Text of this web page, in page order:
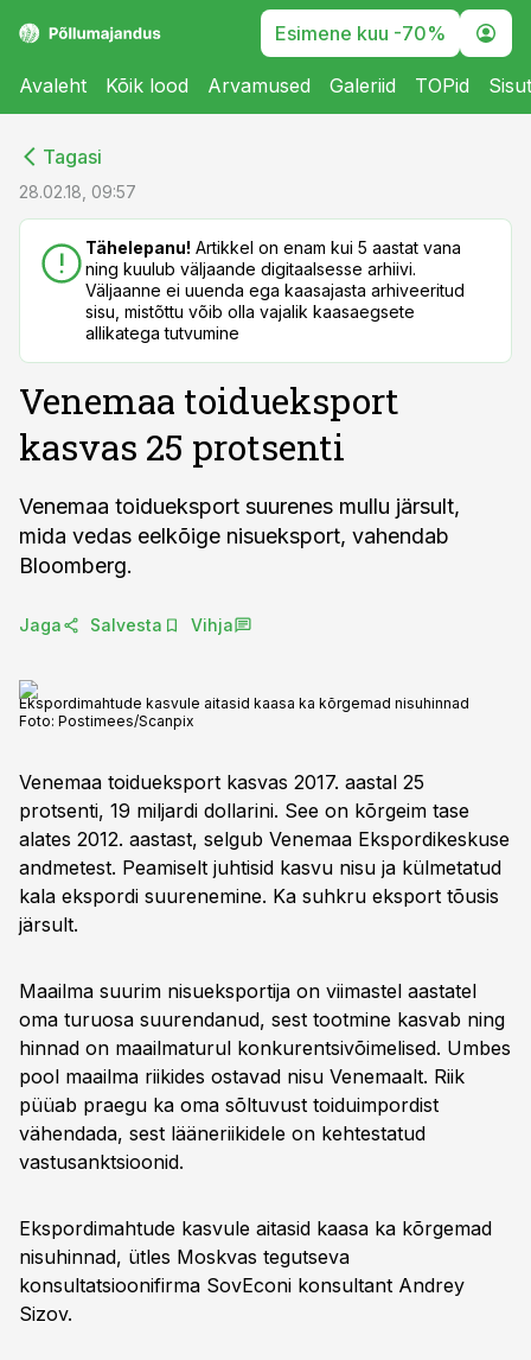
Esimene kuu -70%
Avaleht Kõik lood Arvamused Galeriid TOPid
Tagasi
28.02.18, 09:57
Tähelepanu! Artikkel on enam kui 5 aastat vana
ning kuulub väljaande digitaalsesse arhiivi.
Väljaanne ei uuenda ega kaasajasta arhiveeritud
sisu, mistõttu võib olla vajalik kaasaegsete
allikatega tutvumine
Venemaa toidueksport
kasvas 25 protsenti
Venemaa toidueksport suurenes mullu järsult,
mida vedas eelkõige nisueksport, vahendab
Bloomberg.
Jaga Salvesta Vihja
Ekspordimahtude kasvule aitasid kaasa ka kõrgemad nisuhinnad
Foto: Postimees/Scanpix
Venemaa toidueksport kasvas 2017. aastal 25
protsenti, 19 miljardi dollarini. See on kõrgeim tase
alates 2012. aastast, selgub Venemaa Ekspordikeskuse
andmetest. Peamiselt juhtisid kasvu nisu ja külmetatud
kala ekspordi suurenemine. Ka suhkru eksport tõusis
järsult.
Maailma suurim nisueksportija on viimastel aastatel
oma turuosa suurendanud, sest tootmine kasvab ning
hinnad on maailmaturul konkurentsivõimelised. Umbes
pool maailma riikides ostavad nisu Venemaalt. Riik
püüab praegu ka oma sõltuvust toiduimpordist
vähendada, sest lääneriikidele on kehtestatud
vastusanktsioonid.
Ekspordimahtude kasvule aitasid kaasa ka kõrgemad
nisuhinnad, ütles Moskvas tegutseva
konsultatsioonifirma SovEconi konsultant Andrey
Sizov.